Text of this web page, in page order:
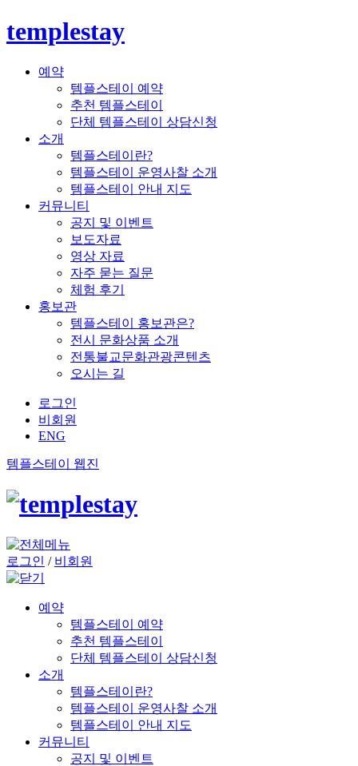
templestay
예약
템플스테이 예약
추천 템플스테이
단체 템플스테이 상담신청
소개
템플스테이란?
템플스테이 운영사찰 소개
템플스테이 안내 지도
커뮤니티
공지 및 이벤트
보도자료
영상 자료
자주 묻는 질문
체험 후기
홍보관
템플스테이 홍보관은?
전시 문화상품 소개
전통불교문화관광콘텐츠
오시는 길
로그인
비회원
ENG
템플스테이 웹진
로그인 / 비회원
예약
템플스테이 예약
추천 템플스테이
단체 템플스테이 상담신청
소개
템플스테이란?
템플스테이 운영사찰 소개
템플스테이 안내 지도
커뮤니티
공지 및 이벤트